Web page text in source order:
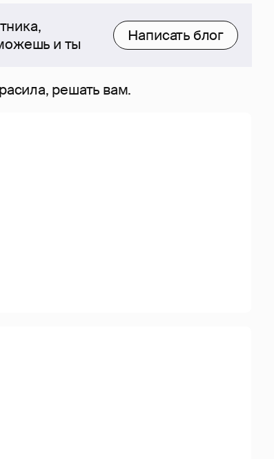
и ты
Написать блог
решать вам.